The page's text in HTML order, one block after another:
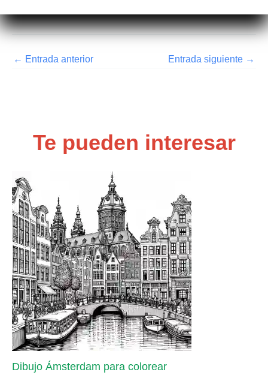
← Entrada anterior Entrada siguiente →
Te pueden interesar
Dibujo Ámsterdam para colorear